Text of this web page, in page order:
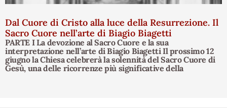
Dal Cuore di Cristo alla luce della Resurrezione. Il
Sacro Cuore nell’arte di Biagio Biagetti
PARTE I La devozione al Sacro Cuore e la sua
interpretazione nell’arte di Biagio Biagetti Il prossimo 12
giugno la Chiesa celebrerà la solennità del Sacro Cuore di
Gesù, una delle ricorrenze più significative della